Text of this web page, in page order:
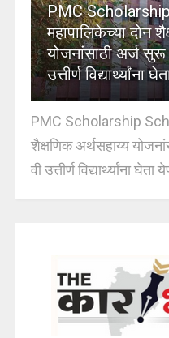
PMC
महापालिकेच्या दोन
योजनांसाठी अर्ज
उत्तीर्ण विद्यार्थ्यांना
PMC Scholarship
शैक्षणिक अर्थसहाय्य
वी उत्तीर्ण विद्यार्थ्यांना घेता